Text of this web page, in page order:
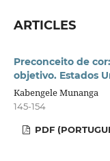
ARTICLES
Preconceito de
objetivo. Estados
Kabengele Munanga
145-154
PDF